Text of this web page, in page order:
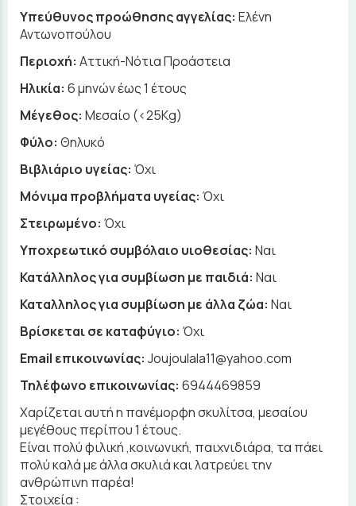
Yπεύθυνος προώθησης αγγελίας: Ελένη
Αντωνοπούλου
Περιοχή: Αττική-Νότια Προάστεια
Ηλικία: 6 μηνών έως 1 έτους
Μέγεθος: Μεσαίο (<25Kg)
Φύλο: Θηλυκό
Βιβλιάριο υγείας: Όχι
Μόνιμα προβλήματα υγείας: Όχι
Στειρωμένο: Όχι
Υποχρεωτικό συμβόλαιο υιοθεσίας: Ναι
Κατάλληλος για συμβίωση με παιδιά: Ναι
Καταλληλος για συμβίωση με άλλα ζώα: Ναι
Βρίσκεται σε καταφύγιο: Όχι
Email επικοινωνίας: Joujoulala11@yahoo.com
Τηλέφωνο επικοινωνίας: 6944469859
Χαρίζεται αυτή η πανέμορφη σκυλίτσα, μεσαίου
μεγέθους περίπου 1 έτους.
Είναι πολύ φιλική ,κοινωνική, παιχνιδιάρα, τα πάει
πολύ καλά με άλλα σκυλιά και λατρεύει την
ανθρώπινη παρέα!
Στοιχεία :